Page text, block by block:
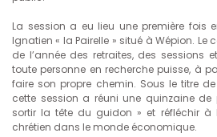
La session a eu lieu une première fois
Ignatien « la Pairelle » situé à Wépion. Le
de l’année des retraites, des sessions
toute personne en recherche puisse, à
faire son propre chemin. Sous le titre de
cette session a réuni une quinzaine de
sortir la tête du guidon » et réfléchir à
chrétien dans le monde économique.